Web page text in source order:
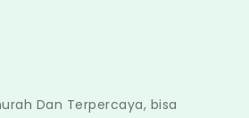
Dan Terpercaya, bisa